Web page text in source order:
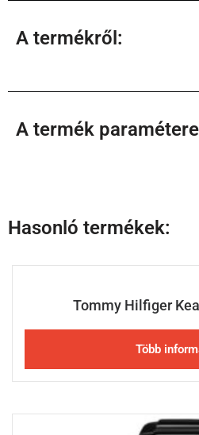
A termékről:
A termék
Hasonló termékek:
Tommy Hilfiger
Több